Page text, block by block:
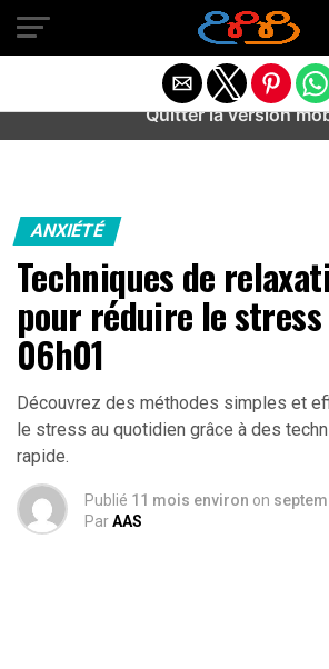
Warning
: preg_match(): Unknown modifier
/home/u589487443/domains/
content/plugins/idev-post-views/
ANXIÉTÉ
Techniques de
pour réduire le
06h01
Découvrez des méthodes simples et
le stress au quotidien grâce à des
rapide.
Publié 11 mois environ on
ParAAS
Quitter la version